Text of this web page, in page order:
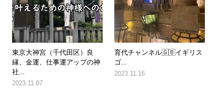
東京大神宮（千代田区）良
縁、金運、仕事運アップの神
社...
2023.11.07
育代チャンネル🇬🇧イギリス
ゴ...
2023.11.16